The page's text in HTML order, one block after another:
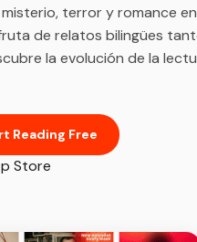
terror y romance en
de relatos bilingües
la evolución de la
Reading Free